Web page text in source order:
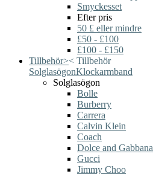
Smyckesset
Efter pris
50 £ eller mindre
£50 - £100
£100 - £150
Tillbehör>< Tillbehör
SolglasögonKlockarmband
Solglasögon
Bolle
Burberry
Carrera
Calvin Klein
Coach
Dolce and Gabbana
Gucci
Jimmy Choo